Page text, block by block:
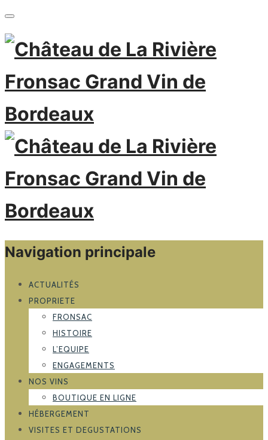
Navigation principale
ACTUALITÉS
PROPRIETE
FRONSAC
HISTOIRE
L’EQUIPE
ENGAGEMENTS
NOS VINS
BOUTIQUE EN LIGNE
HÉBERGEMENT
VISITES ET DEGUSTATIONS